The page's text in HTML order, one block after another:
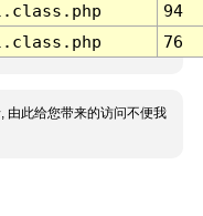
94
76
由此给您带来的访问不便我